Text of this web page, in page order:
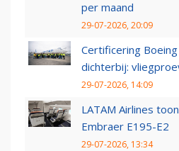
per maand
29-07-2026, 20:09
Certificering
dichterbij:
29-07-2026, 14:09
LATAM Airlines
Embraer E195-E2
29-07-2026, 13:34